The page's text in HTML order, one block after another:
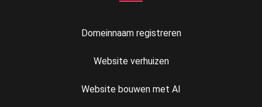
Domeinnaam registreren
Website verhuizen
Website bouwen met AI